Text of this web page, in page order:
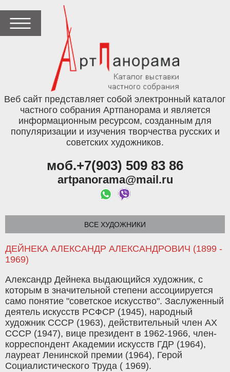
Веб сайт представляет собой электронный каталог
частного собрания Артпанорама и является
информационным ресурсом, созданным для
популяризации и изучения творчества русских и
советских художников.
моб.+7(903) 509 83 86
artpanorama@mail.ru
ВСЕ ХУДОЖНИКИ
ДЕЙНЕКА АЛЕКСАНДР АЛЕКСАНДРОВИЧ (1899 -
1969)
Александр Дейнека выдающийся художник, с
которым в значительной степени ассоциируется
само понятие "советское искусство". Заслуженный
деятель искусств РСФСР (1945), народный
художник СССР (1963), действительный член АХ
СССР (1947), вице президент в 1962-1966, член-
корреспондент Академии искусств ГДР (1964),
лауреат Ленинской премии (1964), Герой
Социалистического Труда ( 1969).